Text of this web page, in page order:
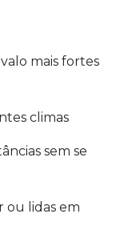
mais fortes
climas
sem se
ou lidas em